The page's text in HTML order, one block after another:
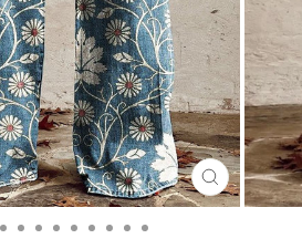
CERRAR
(ESC)